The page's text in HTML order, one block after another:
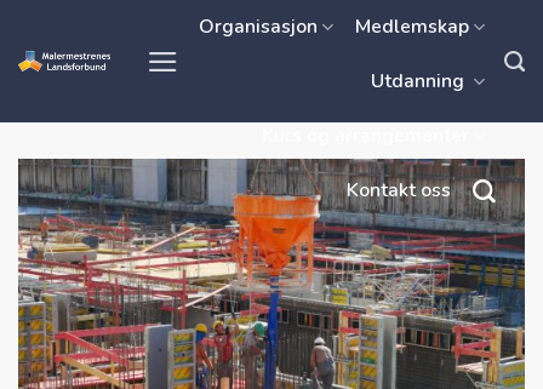
Organisasjon Medlemskap
Utdanning
Kontakt oss